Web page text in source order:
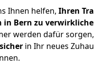
Ihnen helfen, Ihren
in Bern zu
werden dafür sorgen,
in Ihr neues